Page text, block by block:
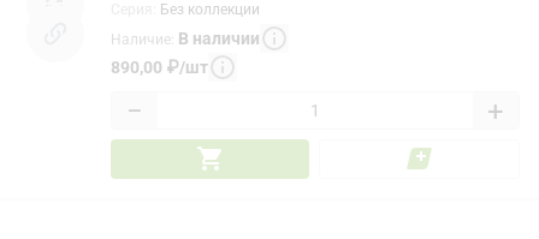
Без коллекции
Наличие: В наличии
890,00 ₽/шт
− +